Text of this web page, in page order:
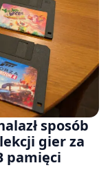
sposób
gier za
pamięci